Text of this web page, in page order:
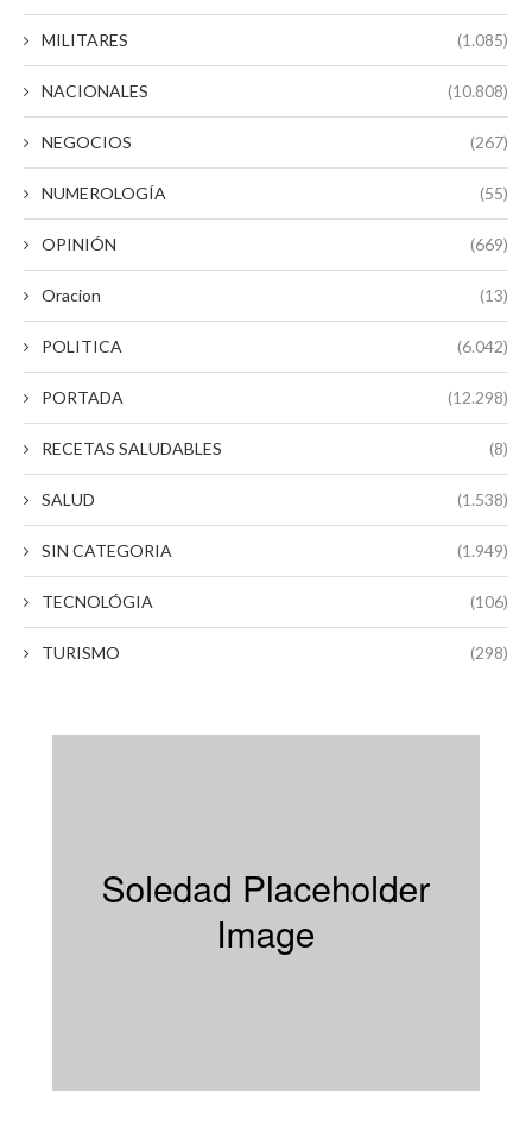
MILITARES (1.085)
NACIONALES (10.808)
NEGOCIOS (267)
NUMEROLOGÍA (55)
OPINIÓN (669)
Oracion (13)
POLITICA (6.042)
PORTADA (12.298)
RECETAS SALUDABLES (8)
SALUD (1.538)
SIN CATEGORIA (1.949)
TECNOLÓGIA (106)
TURISMO (298)